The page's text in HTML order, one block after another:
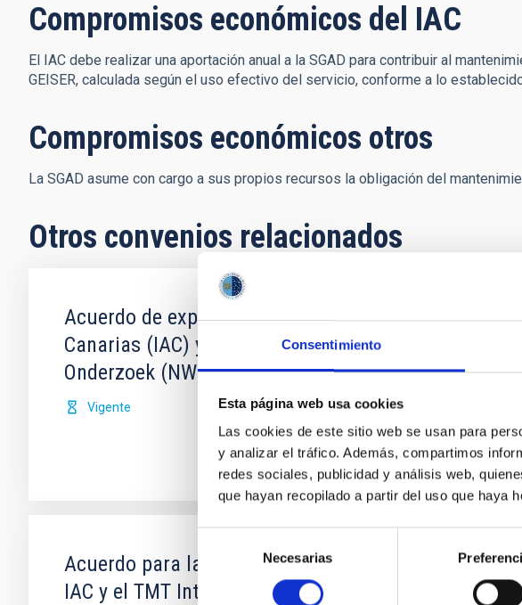
Consentimiento
Esta página web usa cookies
Las cookies de este sitio web se usan para
y analizar el tráfico. Además, compartimos
redes sociales, publicidad y análisis web,
que hayan recopilado a partir del uso que haya
de
consentimiento
Necesarias
Compromisos económicos del IAC
El IAC debe realizar una aportación anual a la SGAD para contribuir al
GEISER, calculada según el uso efectivo del servicio, conforme a lo
Compromisos económicos otros
La SGAD asume con cargo a sus propios recursos la obligación del
Otros convenios relacionados
Acuerdo de explotación científica de los
Canarias (IAC) y Science and Technology Facilities
Onderzoek (NWO)
Vigente
Acuerdo para la instalación del Telescopio de
IAC y el TMT International Observatory LLC